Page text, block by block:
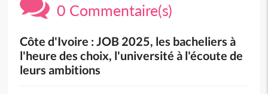
0 Commentaire(s)
Côte d'Ivoire : JOB 2025, les bacheliers à
l'heure des choix, l'université à l'écoute de
leurs ambitions